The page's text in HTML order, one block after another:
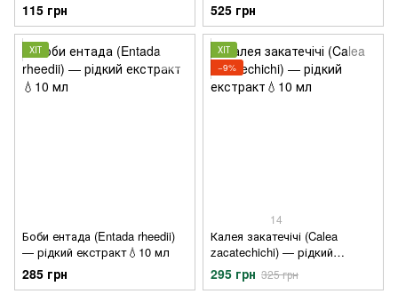
115 грн 525 грн
ХІТ
Боби ентада (Entada rheedii)
— рідкий екстракт💧10 мл
285 грн
ХІТ
−9%
14
Калея закатечічі (Calea
zacatechichi) — рідкий
екстракт💧10 мл
295 грн 325 грн